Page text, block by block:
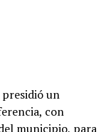
un
con
municipio, para